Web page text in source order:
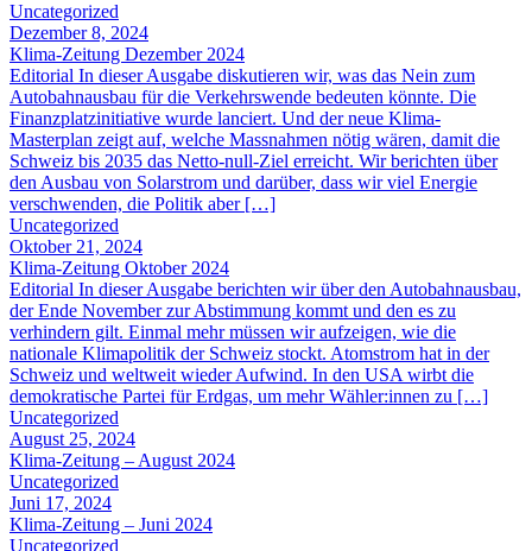
Uncategorized
Dezember 8, 2024
Klima-Zeitung Dezember 2024
Editorial In dieser Ausgabe diskutieren wir, was das Nein zum
Autobahnausbau für die Verkehrswende bedeuten könnte. Die
Finanzplatzinitiative wurde lanciert. Und der neue Klima-
Masterplan zeigt auf, welche Massnahmen nötig wären, damit die
Schweiz bis 2035 das Netto-null-Ziel erreicht. Wir berichten über
den Ausbau von Solarstrom und darüber, dass wir viel Energie
verschwenden, die Politik aber […]
Uncategorized
Oktober 21, 2024
Klima-Zeitung Oktober 2024
Editorial In dieser Ausgabe berichten wir über den Autobahnausbau,
der Ende November zur Abstimmung kommt und den es zu
verhindern gilt. Einmal mehr müssen wir aufzeigen, wie die
nationale Klimapolitik der Schweiz stockt. Atomstrom hat in der
Schweiz und weltweit wieder Aufwind. In den USA wirbt die
demokratische Partei für Erdgas, um mehr Wähler:innen zu […]
Uncategorized
August 25, 2024
Klima-Zeitung – August 2024
Uncategorized
Juni 17, 2024
Klima-Zeitung – Juni 2024
Uncategorized